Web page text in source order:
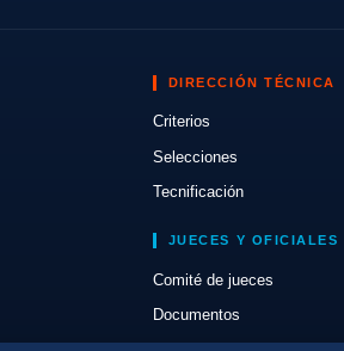
DIRECCIÓN TÉCNICA
Criterios
Selecciones
Tecnificación
JUECES Y OFICIALES
Comité de jueces
Documentos